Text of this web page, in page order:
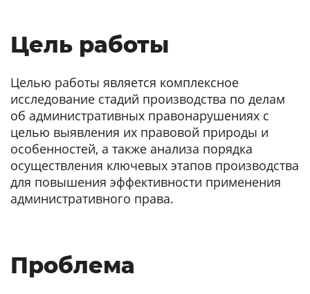
Цель работы
Целью работы является комплексное
исследование стадий производства по делам
об административных правонарушениях с
целью выявления их правовой природы и
особенностей, а также анализа порядка
осуществления ключевых этапов производства
для повышения эффективности применения
административного права.
Проблема